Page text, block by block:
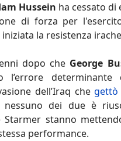
Hussein ha cessato di
di forza per
la resistenza
dopo che George
l’errore determinante
dell’Iraq che
dei due è
Starmer stanno
performance.